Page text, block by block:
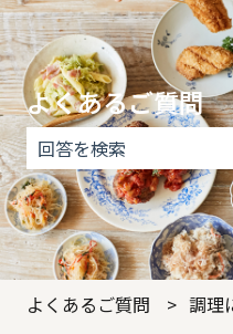
よくあるご質問
検索フィールドが空なの
よくあるご質問 調理